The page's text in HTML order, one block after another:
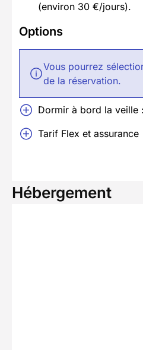
(environ 30 €/jours).
Options
Vous pourrez
de la réservation.
Dormir à bord la
Tarif Flex et assurance
Hébergement